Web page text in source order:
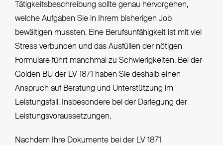
Tätigkeitsbeschreibung sollte genau hervorgehen,
welche Aufgaben Sie in Ihrem bisherigen Job
bewältigen mussten. Eine Berufsunfähigkeit ist mit viel
Stress verbunden und das Ausfüllen der nötigen
Formulare führt manchmal zu Schwierigkeiten. Bei der
Golden BU der LV 1871 haben Sie deshalb einen
Anspruch auf Beratung und Unterstützung im
Leistungsfall. Insbesondere bei der Darlegung der
Leistungsvoraussetzungen.
Nachdem Ihre Dokumente bei der LV 1871